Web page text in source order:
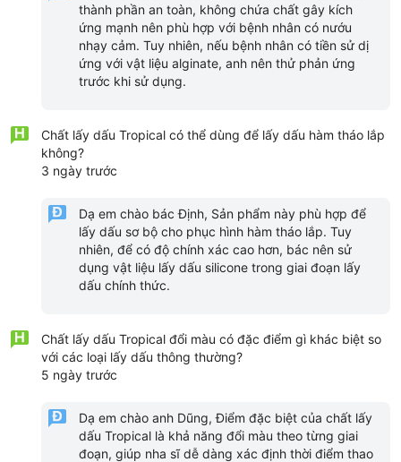
thành phần an toàn, không chứa chất gây kích
ứng mạnh nên phù hợp với bệnh nhân có nướu
nhạy cảm. Tuy nhiên, nếu bệnh nhân có tiền sử dị
ứng với vật liệu alginate, anh nên thử phản ứng
trước khi sử dụng.
Chất lấy dấu Tropical có thể dùng để lấy dấu hàm tháo lắp
không?
3 ngày trước
Dạ em chào bác Định, Sản phẩm này phù hợp để
lấy dấu sơ bộ cho phục hình hàm tháo lắp. Tuy
nhiên, để có độ chính xác cao hơn, bác nên sử
dụng vật liệu lấy dấu silicone trong giai đoạn lấy
dấu chính thức.
Chất lấy dấu Tropical đổi màu có đặc điểm gì khác biệt so
với các loại lấy dấu thông thường?
5 ngày trước
Dạ em chào anh Dũng, Điểm đặc biệt của chất lấy
dấu Tropical là khả năng đổi màu theo từng giai
đoạn, giúp nha sĩ dễ dàng xác định thời điểm thao